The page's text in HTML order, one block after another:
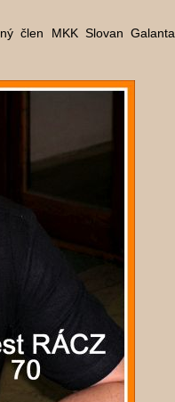
člen MKK Slovan Galanta